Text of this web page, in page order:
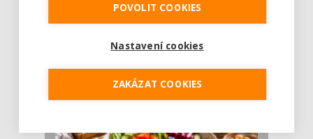
poškození baterie, riziková je i
navigace
MOHLO BY VÁS ZAJÍMAT:
POVOLIT COOKIES
Nastavení cookies
ZAKÁZAT COOKIES